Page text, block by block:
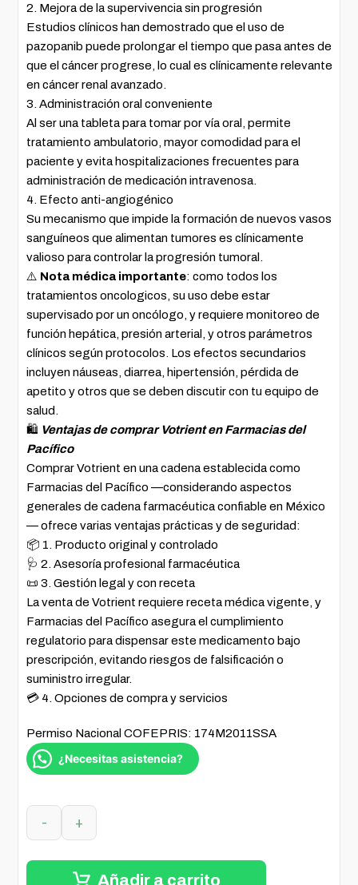
2. Mejora de la supervivencia sin progresión
Estudios clínicos han demostrado que el uso de
pazopanib puede prolongar el tiempo que pasa antes de
que el cáncer progrese, lo cual es clínicamente relevante
en cáncer renal avanzado.
3. Administración oral conveniente
Al ser una tableta para tomar por vía oral, permite
tratamiento ambulatorio, mayor comodidad para el
paciente y evita hospitalizaciones frecuentes para
administración de medicación intravenosa.
4. Efecto anti-angiogénico
Su mecanismo que impide la formación de nuevos vasos
sanguíneos que alimentan tumores es clínicamente
valioso para controlar la progresión tumoral.
⚠️ Nota médica importante: como todos los
tratamientos oncologicos, su uso debe estar
supervisado por un oncólogo, y requiere monitoreo de
función hepática, presión arterial, y otros parámetros
clínicos según protocolos. Los efectos secundarios
incluyen náuseas, diarrea, hipertensión, pérdida de
apetito y otros que se deben discutir con tu equipo de
salud.
🛍️ Ventajas de comprar Votrient en Farmacias del
Pacífico
Comprar Votrient en una cadena establecida como
Farmacias del Pacífico —considerando aspectos
generales de cadena farmacéutica confiable en México
— ofrece varias ventajas prácticas y de seguridad:
📦 1. Producto original y controlado
🩺 2. Asesoría profesional farmacéutica
📜 3. Gestión legal y con receta
La venta de Votrient requiere receta médica vigente, y
Farmacias del Pacífico asegura el cumplimiento
regulatorio para dispensar este medicamento bajo
prescripción, evitando riesgos de falsificación o
suministro irregular.
💳 4. Opciones de compra y servicios
Permiso Nacional COFEPRIS: 174M2011SSA
¿Necesitas asistencia?
- +
Añadir a carrito